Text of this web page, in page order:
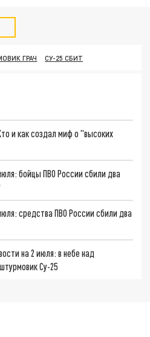
ГРАЧ СУ-25 СБИТ
и как создал миф о "высоких
бойцы ПВО России сбили два
средства ПВО России сбили два
на 2 июля: в небе над
Су-25